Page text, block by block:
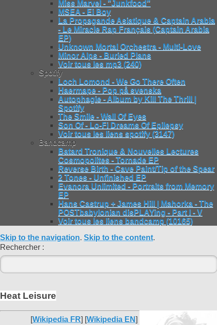
Miss Marvel - "Junkfood"
MSEA - Ei Boy
La Propagande Asiatique & Captain Arabia
- Le Miracle Rap Français (Captain Arabia
EP)
Unknown Mortal Orchestra - Multi-Love
Minor Alps - Buried Plans
Voir tous les mp3 (240)
Spotify
Loch Lomond - We Go There Often
Haermape - Pop på svenska
Autophagie - Album by Kill The Thrill |
Spotify
The Smile - Wall Of Eyes
Son Of - Lo-Fi Dreams Of Epilepsy
Voir tous les liens spotify (3147)
Bandcamp
Batard Tronique & Nouvelles Lectures
Cosmopolites - Tornade EP
Reverse Birth - Cave Paint/Tip of the Spear
2 Tones - Unfinished EP
Evanora Unlimited - Portraits from Memory
EP
Hans Castrup + James Hill | Mahorka - The
POSTbabylonian disPLAYing - Part I - V
Voir tous les liens bandcamp (10165)
Skip to the navigation. Skip to the content.
Rechercher :
Heat Leisure
[Wikipedia FR] [Wikipedia EN]